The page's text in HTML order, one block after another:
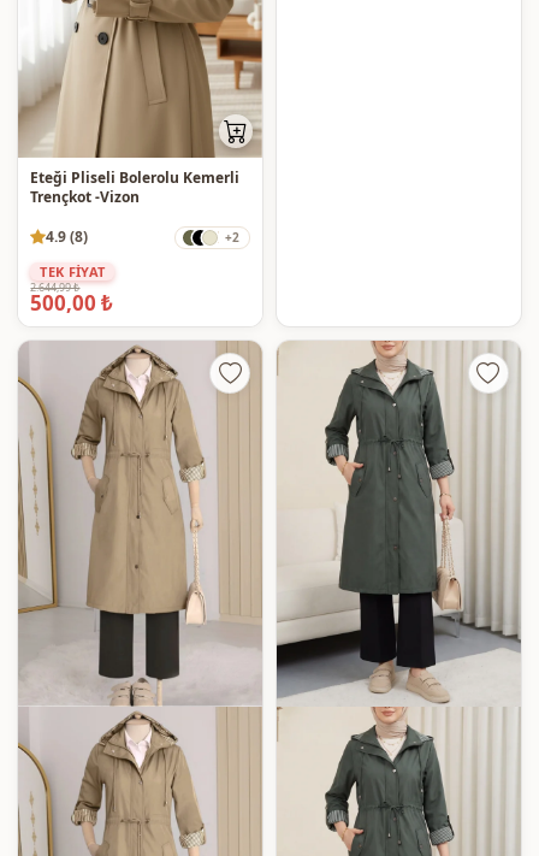
Eteği Pliseli Bolerolu Kemerli
Trençkot -Vizon
4.9 (8)
+2
TEK FİYAT
2.644,99 ₺
500,00 ₺